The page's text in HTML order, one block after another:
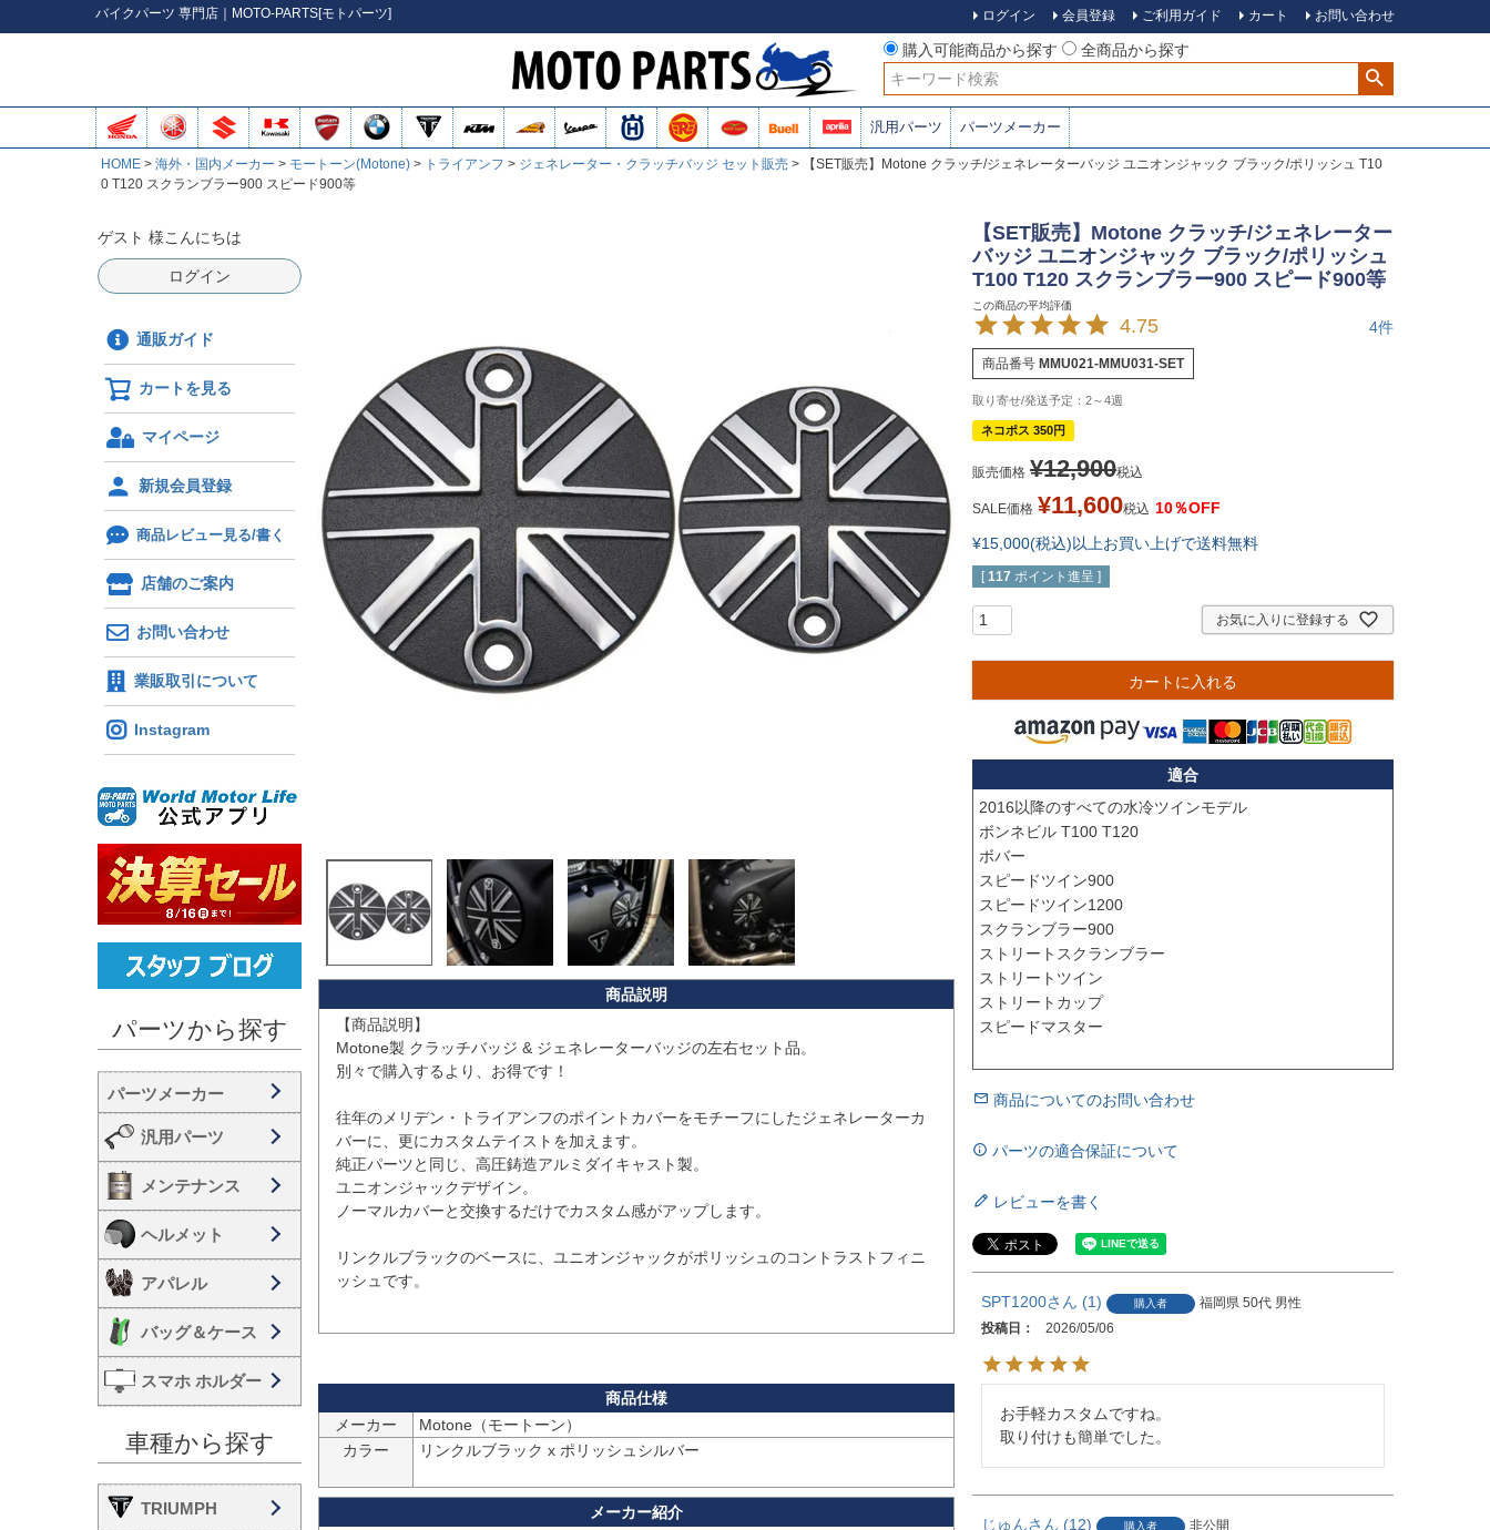
バイクパーツ 専門店｜MOTO-PARTS[モトパーツ] ログイン 会員登録 ご利用ガイド カート お問い合わせ
購入可能商品から探す
全商品から探す
検索
汎用パーツ パーツメーカー
HOME 海外・国内メーカー モートーン(Motone) トライアンフ ジェネレーター・クラッチバッジ セット販売
【SET販売】Motone クラッチ/ジェネレーターバッジ ユニオンジャック ブラック/ポリッシュ T10
0 T120 スクランブラー900 スピード900等
ゲスト 様こんにちは
ログイン
通販ガイド
カートを見る
マイページ
新規会員登録
商品レビュー見る/書く
店舗のご案内
お問い合わせ
業販取引について
Instagram
パーツから探す
汎用パーツ
メンテナンス
ヘルメット
アパレル
バッグ＆ケース
スマホ ホルダー
車種から探す
TRIUMPH
【商品説明】
Motone製 クラッチバッジ & ジェネレーターバッジの左右セット品。
別々で購入するより、お得です！
往年のメリデン・トライアンフのポイントカバーをモチーフにしたジェネレーターカ
バーに、更にカスタムテイストを加えます。
純正パーツと同じ、高圧鋳造アルミダイキャスト製。
ユニオンジャックデザイン。
ノーマルカバーと交換するだけでカスタム感がアップします。
リンクルブラックのベースに、ユニオンジャックがポリッシュのコントラストフィニ
ッシュです。
メーカー
Motone（モートーン）
カラー
リンクルブラック x ポリッシュシルバー
【SET販売】Motone クラッチ/ジェネレーター
バッジ ユニオンジャック ブラック/ポリッシュ
T100 T120 スクランブラー900 スピード900等
4.75 4
商品番号 MMU021-MMU031-SET
2～4週
ネコポス 350円
販売価格 ¥12,900税込
SALE価格 ¥11,600税込 10％OFF
¥15,000(税込)以上お買い上げで送料無料
[ 117 ポイント進呈 ]
お気に入りに登録する
カートに入れる
適合
2016以降のすべての水冷ツインモデル
ボンネビル T100 T120
ボバー
スピードツイン900
スピードツイン1200
スクランブラー900
ストリートスクランブラー
ストリートツイン
ストリートカップ
スピードマスター
商品についてのお問い合わせ
パーツの適合保証について
レビューを書く
SPT1200 1 購入者 福岡県 50代 男性
投稿日
2026/05/06
お手軽カスタムですね。
取り付けも簡単でした。
じゅん 12 購入者
非公開